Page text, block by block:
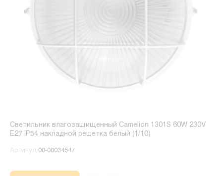
Светильник влагозащищенный Camelion 1301S 60W 230V
E27 IP54 накладной решетка белый (1/10)
Артикул 00-00034547